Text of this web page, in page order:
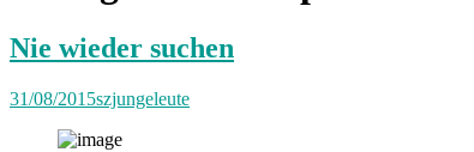
Nie wieder suchen
31/08/2015szjungeleute